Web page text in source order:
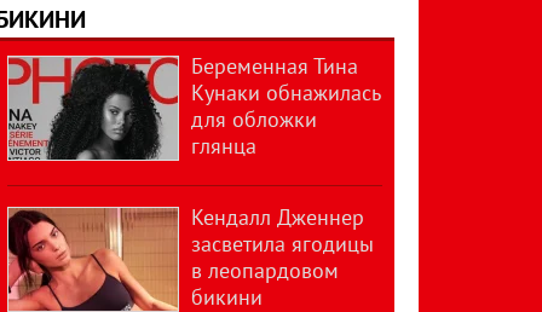
Беременная Тина
Кунаки обнажилась
для обложки
глянца
Кендалл Дженнер
засветила ягодицы
в леопардовом
бикини